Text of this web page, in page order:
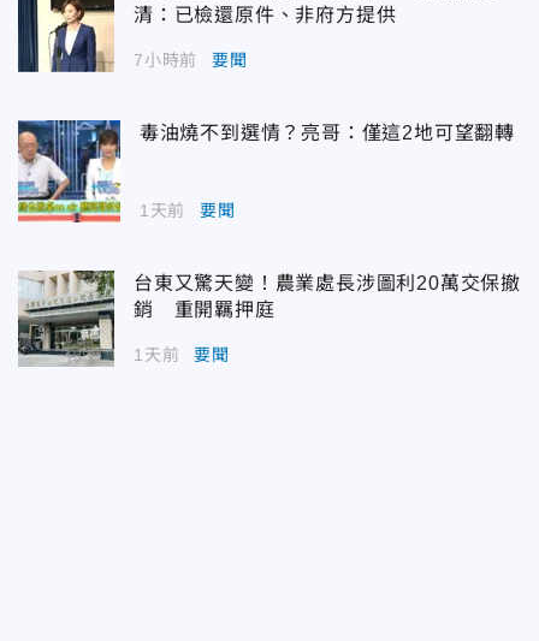
清：已檢還原件、非府方提供
7小時前 要聞
毒油燒不到選情？亮哥：僅這2地可望翻轉
1天前 要聞
台東又驚天變！農業處長涉圖利20萬交保撤
銷 重開羈押庭
1天前 要聞